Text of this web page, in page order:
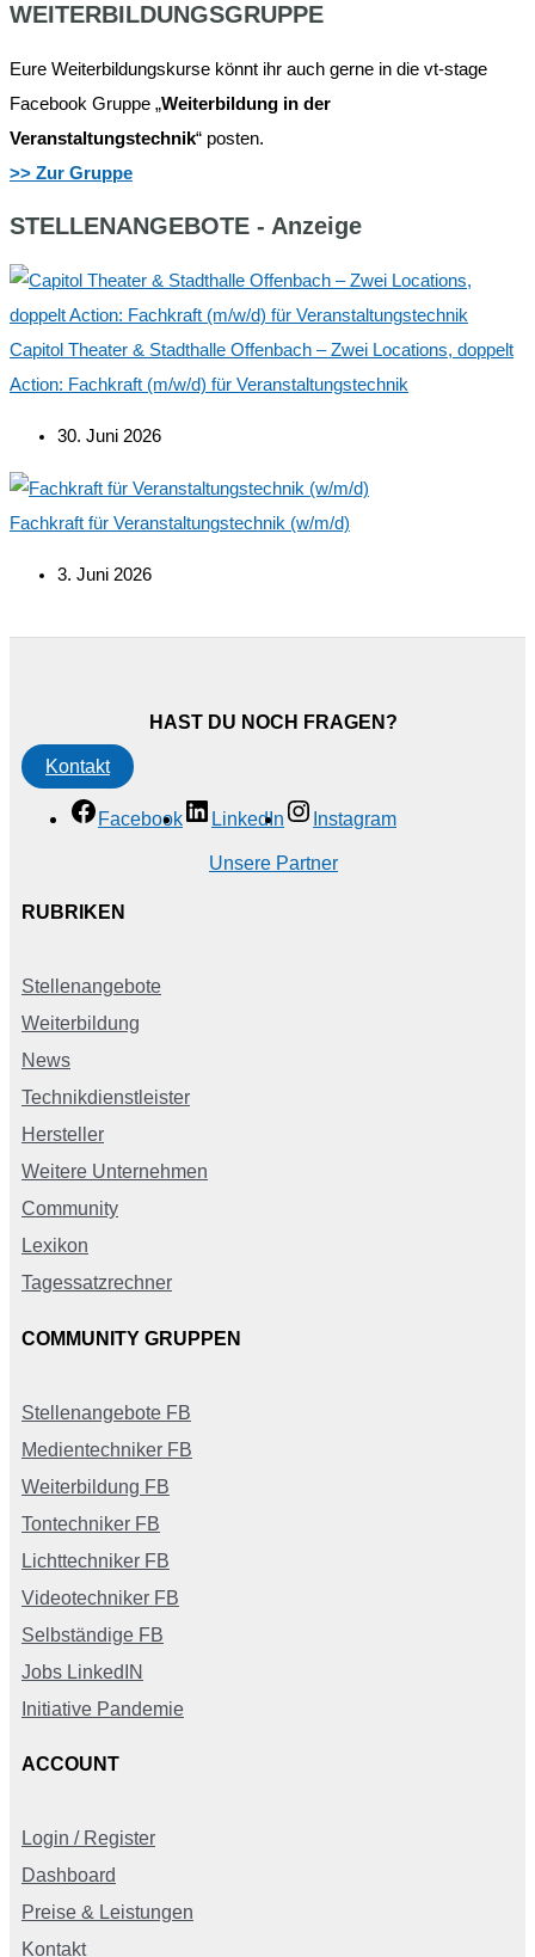
WEITERBILDUNGSGRUPPE
Eure Weiterbildungskurse könnt ihr auch gerne in die vt-stage
Facebook Gruppe „Weiterbildung in der
Veranstaltungstechnik“ posten.
>> Zur Gruppe
STELLENANGEBOTE - Anzeige
Capitol Theater & Stadthalle Offenbach – Zwei Locations, doppelt
Action: Fachkraft (m/w/d) für Veranstaltungstechnik
30. Juni 2026
Fachkraft für Veranstaltungstechnik (w/m/d)
3. Juni 2026
HAST DU NOCH FRAGEN?
Kontakt
Facebook LinkedIn Instagram
Unsere Partner
RUBRIKEN
Stellenangebote
Weiterbildung
News
Technikdienstleister
Hersteller
Weitere Unternehmen
Community
Lexikon
Tagessatzrechner
COMMUNITY GRUPPEN
Stellenangebote FB
Medientechniker FB
Weiterbildung FB
Tontechniker FB
Lichttechniker FB
Videotechniker FB
Selbständige FB
Jobs LinkedIN
Initiative Pandemie
ACCOUNT
Login / Register
Dashboard
Preise & Leistungen
Kontakt